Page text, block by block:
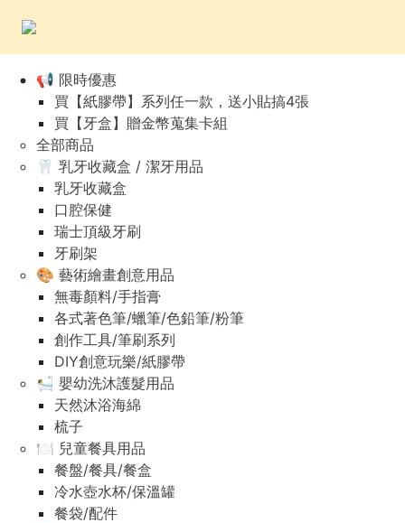
📢 限時優惠
買【紙膠帶】系列任一款，送小貼搞4張
買【牙盒】贈金幣蒐集卡組
全部商品
🦷 乳牙收藏盒 / 潔牙用品
乳牙收藏盒
口腔保健
瑞士頂級牙刷
牙刷架
🎨 藝術繪畫創意用品
無毒顏料/手指膏
各式著色筆/蠟筆/色鉛筆/粉筆
創作工具/筆刷系列
DIY創意玩樂/紙膠帶
🛀 嬰幼洗沐護髮用品
天然沐浴海綿
梳子
🍽️ 兒童餐具用品
餐盤/餐具/餐盒
冷水壺水杯/保溫罐
餐袋/配件